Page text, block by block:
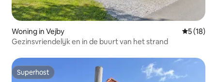
Woning in Vejby
5 (18)
Gezinsvriendelijk en in de buurt van het strand
Superhost
Superhost